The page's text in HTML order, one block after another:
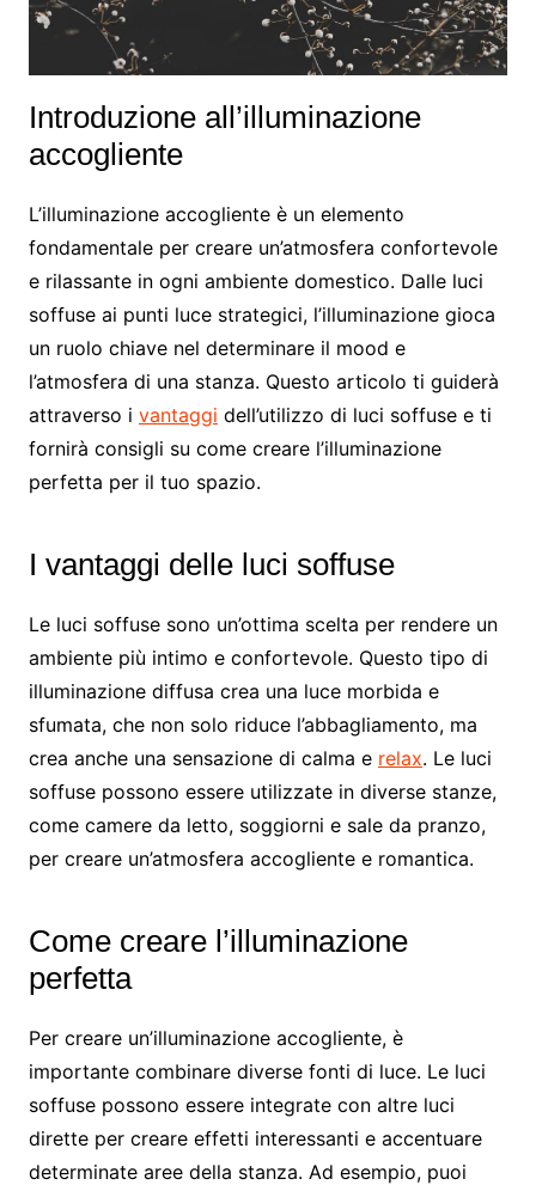
Introduzione all’illuminazione
accogliente
L’illuminazione accogliente è un elemento
fondamentale per creare un’atmosfera confortevole
e rilassante in ogni ambiente domestico. Dalle luci
soffuse ai punti luce strategici, l’illuminazione gioca
un ruolo chiave nel determinare il mood e
l’atmosfera di una stanza. Questo articolo ti guiderà
attraverso i vantaggi dell’utilizzo di luci soffuse e ti
fornirà consigli su come creare l’illuminazione
perfetta per il tuo spazio.
I vantaggi delle luci soffuse
Le luci soffuse sono un’ottima scelta per rendere un
ambiente più intimo e confortevole. Questo tipo di
illuminazione diffusa crea una luce morbida e
sfumata, che non solo riduce l’abbagliamento, ma
crea anche una sensazione di calma e relax. Le luci
soffuse possono essere utilizzate in diverse stanze,
come camere da letto, soggiorni e sale da pranzo,
per creare un’atmosfera accogliente e romantica.
Come creare l’illuminazione
perfetta
Per creare un’illuminazione accogliente, è
importante combinare diverse fonti di luce. Le luci
soffuse possono essere integrate con altre luci
dirette per creare effetti interessanti e accentuare
determinate aree della stanza. Ad esempio, puoi